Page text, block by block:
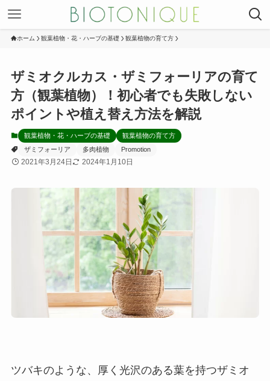
ホーム 観葉植物・花・ハーブの基礎 観葉植物の育て方
ザミオクルカス・ザミフォーリアの育て
方（観葉植物）！初心者でも失敗しない
ポイントや植え替え方法を解説
観葉植物・花・ハーブの基礎
観葉植物の育て方
ザミフォーリア
多肉植物 Promotion
2021年3月24日 2024年1月10日
ツバキのような、厚く光沢のある葉を持つザミオ